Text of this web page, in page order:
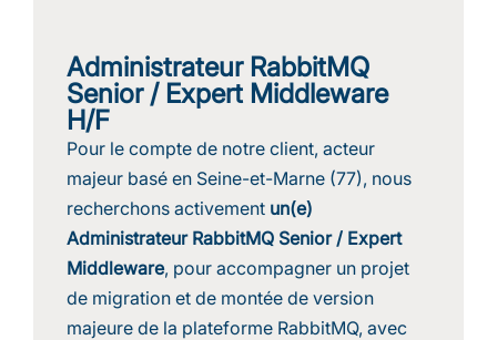
Administrateur RabbitMQ
Senior / Expert Middleware
H/F
Pour le compte de notre client, acteur
majeur basé en Seine-et-Marne (77), nous
recherchons activement un(e)
Administrateur RabbitMQ Senior / Expert
Middleware, pour accompagner un projet
de migration et de montée de version
majeure de la plateforme RabbitMQ, avec